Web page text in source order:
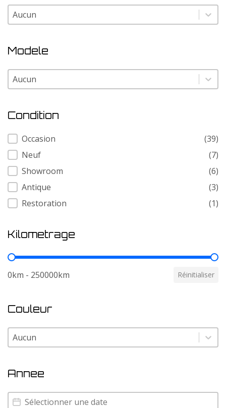
Marque
Marque
Modele
Modele
Modele
Condition
Condition
Occasion
(39)
Neuf
(7)
Showroom
(6)
Antique
(3)
Restoration
(1)
Kilometrage
Kilometrage
0km - 250000km Réinitialiser
Couleur
Couleur
Couleur
Annee
Annee
Annee